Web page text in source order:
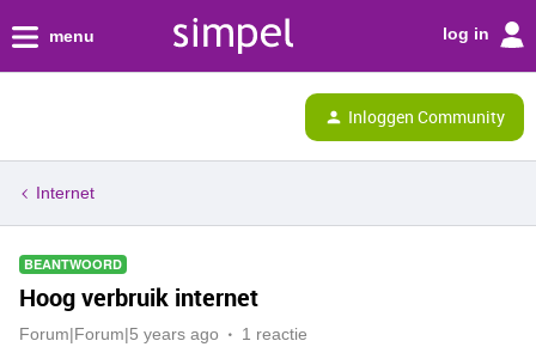
menu log in
Inloggen Community
Internet
BEANTWOORD
Hoog verbruik internet
Forum|Forum|5 years ago 1 reactie